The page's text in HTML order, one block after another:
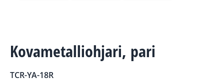
Kovametalliohjari, pari
TCR-YA-18R